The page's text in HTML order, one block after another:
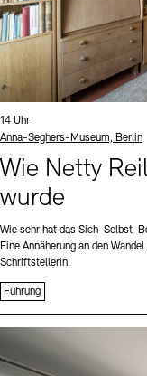
Uhrzeit:
14 Uhr
Standort
Anna-Seghers-Museum, Berlin
Wie Netty
wurde
Wie sehr hat das Sich-Selbst-
Eine Annäherung an den
Schriftstellerin.
Führung